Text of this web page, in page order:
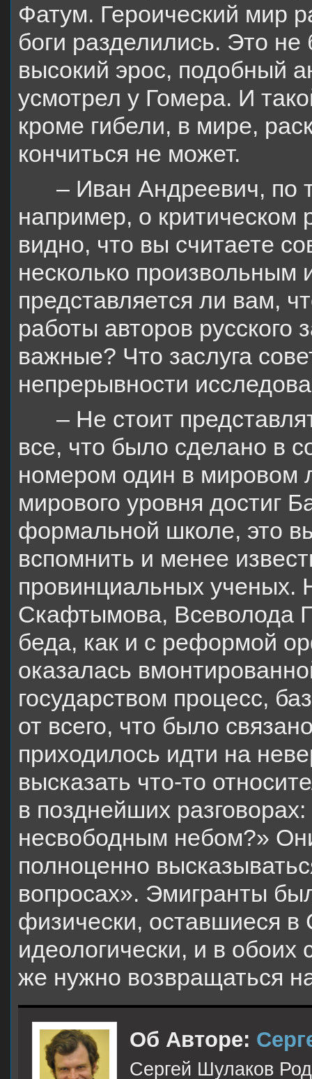
Фатум. Героический мир
боги разделились. Это не
высокий эрос, подобный
усмотрел у Гомера. И
кроме гибели, в мире,
кончиться не может.
– Иван Андреевич, по
например, о критическом
видно, что вы считаете
несколько
представляется ли вам,
работы авторов русского
важные? Что заслуга
непрерывности
– Не стоит
все, что было сделано в
номером один в мировом
мирового уровня достиг
формальной школе, это
вспомнить и менее
провинциальных ученых.
Скафтымова, Всеволода
беда, как и с реформой
оказалась
государством процесс,
от всего, что было
приходилось идти на
высказать что-то
в позднейших
несвободным небом?»
полноценно
вопросах». Эмигранты
физически, оставшиеся
идеологически, и в обоих
же нужно возвращаться
Об Авторе:
Сергей Шулаков